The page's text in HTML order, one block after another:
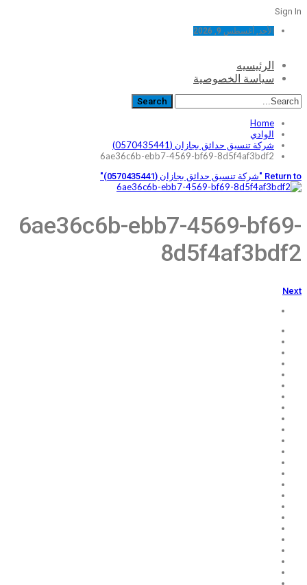
Sign In
الأحد, أغسطس 9, 2026
الرئيسيه
سياسة الخصوصية
Home
الوادي
شركة تنسيق حدائق بجازان (0570435441)
6ae36c6b-ebb7-4569-bf69-8d5f4af3bdf2
Return to "شركة تنسيق حدائق بجازان (0570435441)"
6ae36c6b-ebb7-4569-bf69-
8d5f4af3bdf2
Next